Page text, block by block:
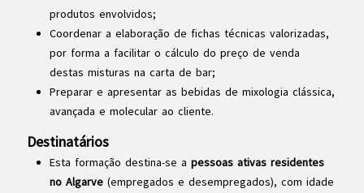
produtos envolvidos;
Coordenar a elaboração de fichas técnicas valorizadas,
por forma a facilitar o cálculo do preço de venda
destas misturas na carta de bar;
Preparar e apresentar as bebidas de mixologia clássica,
avançada e molecular ao cliente.
Destinatários
Esta formação destina-se a pessoas ativas residentes
no Algarve(empregados e desempregados), com idade